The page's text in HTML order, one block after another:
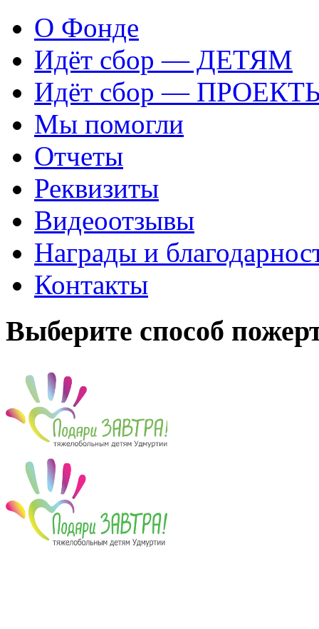
О Фонде
Идёт сбор — ДЕТЯМ
Идёт сбор —
Мы помогли
Отчеты
Реквизиты
Видеоотзывы
Награды и
Контакты
Выберите способ